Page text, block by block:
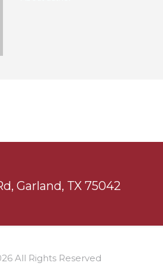
Garland, TX 75042
All Rights Reserved